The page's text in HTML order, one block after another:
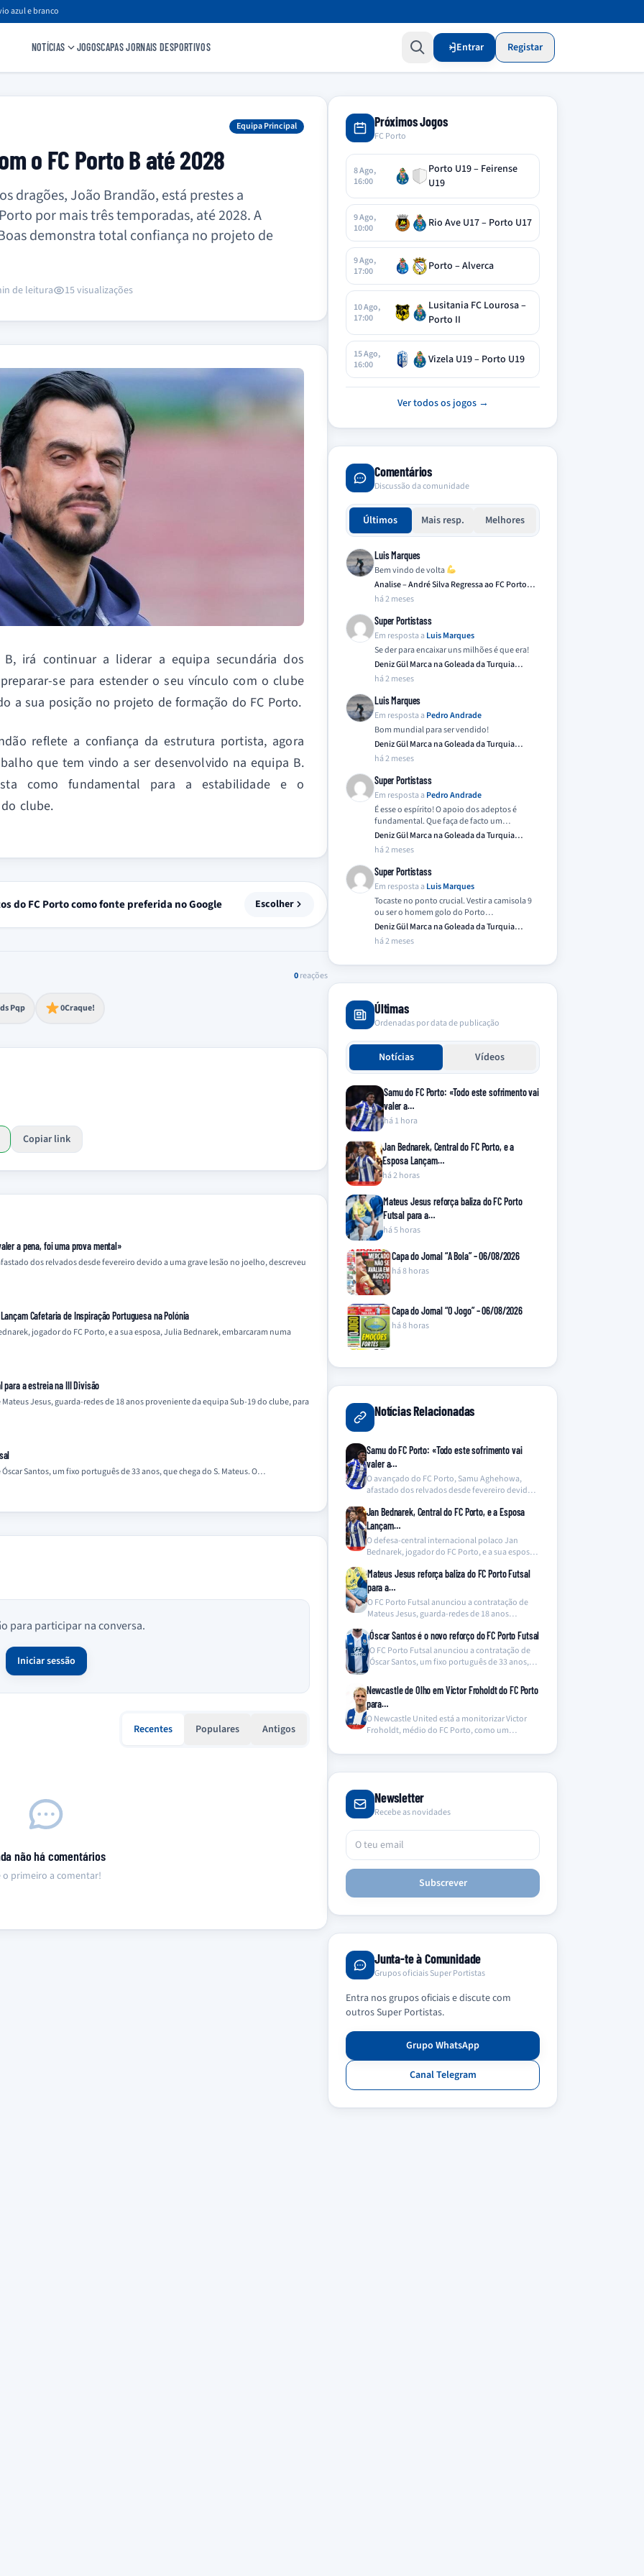
azul e branco
NOTÍCIAS JOGOSCAPAS JORNAIS DESPORTIVOS Entrar Registar
Equipa Principal
o FC Porto B até 2028
dragões, João Brandão, está prestes a
por mais três temporadas, até 2028. A
demonstra total confiança no projeto de
de leitura 15 visualizações
irá continuar a liderar a equipa secundária dos
se para estender o seu vínculo com o clube
a sua posição no projeto de formação do FC Porto.
reflete a confiança da estrutura portista, agora
que tem vindo a ser desenvolvido na equipa B.
como fundamental para a estabilidade e o
clube.
do FC Porto como fonte preferida no Google Escolher
0reações
Pqp
extremo 0Craque!
Copiar link
a pena, foi uma prova mental»
dos relvados desde fevereiro devido a uma grave lesão no joelho, descreveu
Cafetaria de Inspiração Portuguesa na Polónia
jogador do FC Porto, e a sua esposa, Julia Bednarek, embarcaram numa
para a estreia na III Divisão
Jesus, guarda-redes de 18 anos proveniente da equipa Sub-19 do clube, para
Santos, um fixo português de 33 anos, que chega do S. Mateus. O…
para participar na conversa.
Iniciar sessão
Recentes Populares Antigos
não há comentários
o primeiro a comentar!
Próximos Jogos
FC Porto
8 Ago,
16:00
Porto U19 – Feirense
U19
9 Ago,
10:00
Rio Ave U17 – Porto U17
9 Ago,
17:00
Porto – Alverca
10 Ago,
17:00
Lusitania FC Lourosa –
Porto II
15 Ago,
16:00
Vizela U19 – Porto U19
Ver todos os jogos →
Comentários
Discussão da comunidade
Últimos Mais resp. Melhores
Luis Marques
Bem vindo de volta
Analise – André Silva Regressa ao FC Porto…
há 2 meses
Super Portistass
Em resposta a Luis Marques
Se der para encaixar uns milhões é que era!
Deniz Gül Marca na Goleada da Turquia
Frente…
há 2 meses
Luis Marques
Em resposta a Pedro Andrade
Bom mundial para ser vendido!
Deniz Gül Marca na Goleada da Turquia
Frente…
há 2 meses
Super Portistass
Em resposta a Pedro Andrade
É esse o espírito! O apoio dos adeptos é
fundamental. Que faça de facto um…
Deniz Gül Marca na Goleada da Turquia
Frente…
há 2 meses
Super Portistass
Em resposta a Luis Marques
Tocaste no ponto crucial. Vestir a camisola 9
ou ser o homem golo do Porto…
Deniz Gül Marca na Goleada da Turquia
Frente…
há 2 meses
Últimas
Ordenadas por data de publicação
Notícias Vídeos
Samu do FC Porto: «Todo este sofrimento vai
valer a…
há 1 hora
Jan Bednarek, Central do FC Porto, e a
Esposa Lançam…
há 2 horas
Mateus Jesus reforça baliza do FC Porto
Futsal para a…
há 5 horas
Capa do Jornal “A Bola” – 06/08/2026
há 8 horas
Capa do Jornal “O Jogo” – 06/08/2026
há 8 horas
Notícias Relacionadas
Samu do FC Porto: «Todo este sofrimento vai
valer a…
O avançado do FC Porto, Samu Aghehowa,
afastado dos relvados desde fevereiro devido a
Jan Bednarek, Central do FC Porto, e a Esposa
Lançam…
O defesa-central internacional polaco Jan
Bednarek, jogador do FC Porto, e a sua esposa,
Mateus Jesus reforça baliza do FC Porto Futsal
para a…
O FC Porto Futsal anunciou a contratação de
Mateus Jesus, guarda-redes de 18 anos
Óscar Santos é o novo reforço do FC Porto Futsal
O FC Porto Futsal anunciou a contratação de
Óscar Santos, um fixo português de 33 anos,…
Newcastle de Olho em Victor Froholdt do FC Porto
para…
O Newcastle United está a monitorizar Victor
Froholdt, médio do FC Porto, como um
Newsletter
Recebe as novidades
Subscrever
Junta-te à Comunidade
Grupos oficiais Super Portistas
Entra nos grupos oficiais e discute com
outros Super Portistas.
Grupo WhatsApp
Canal Telegram